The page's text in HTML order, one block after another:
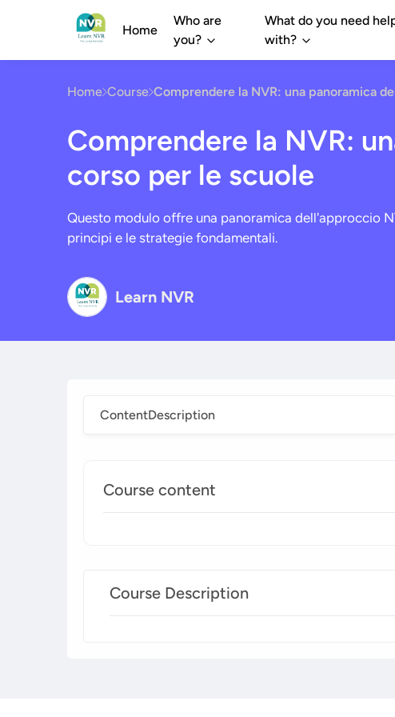
Home
Who are
you?
What do you need
with?
Home Course Comprendere la NVR: una panoramica
Comprendere la NVR:
corso per le scuole
Questo modulo offre una panoramica dell'approccio
principi e le strategie fondamentali.
Learn NVR
ContentDescription
Course content
Course Description